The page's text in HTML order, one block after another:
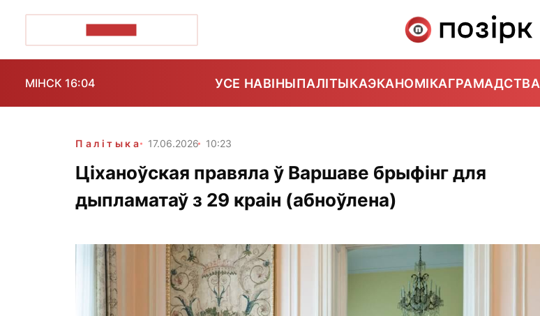
МІНСК 16:04 УСЕ НАВІНЫПАЛІТЫКАЭКАНОМІКАГРАМАДСТВА
Палітыка 17.06.2026 10:23
Ціханоўская правяла ў Варшаве брыфінг для
дыпламатаў з 29 краін (абноўлена)